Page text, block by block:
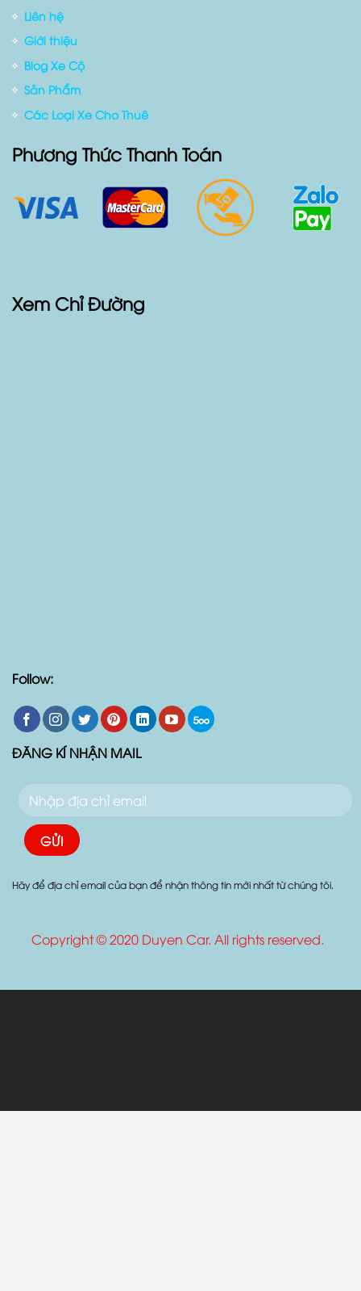
Liên hệ
Giới thiệu
Blog Xe Cộ
Sản Phẩm
Các Loại Xe Cho Thuê
Phương Thức Thanh Toán
Xem Chỉ Đường
Follow:
ĐĂNG KÍ NHẬN MAIL
Hãy để địa chỉ email của bạn để nhận thông tin mới nhất từ chúng tôi.
Copyright © 2020 Duyen Car. All rights reserved.